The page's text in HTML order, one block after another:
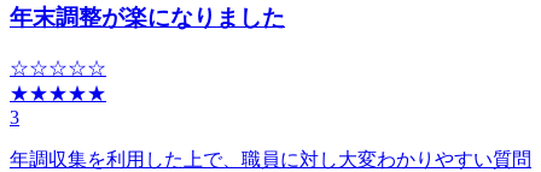
年末調整が楽になりました
☆☆☆☆☆
★★★★★
3
年調収集を利用した上で、職員に対し大変わかりやすい質問